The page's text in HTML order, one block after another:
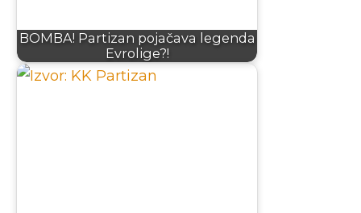
BOMBA! Partizan pojačava legenda
Evrolige?!